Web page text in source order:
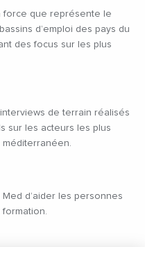
force que représente le
d’emploi des pays du
des focus sur les plus
de terrain réalisés
sur les acteurs les plus
méditerranéen.
d’aider les personnes